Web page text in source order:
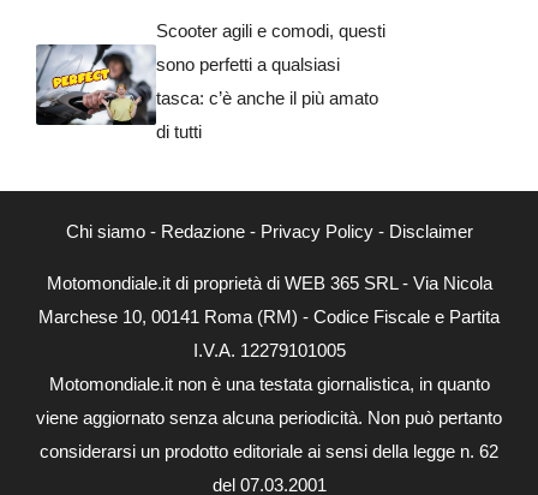
Scooter agili e comodi, questi
sono perfetti a qualsiasi
tasca: c’è anche il più amato
di tutti
Chi siamo- Redazione- Privacy Policy- Disclaimer
Motomondiale.it di proprietà di WEB 365 SRL - Via Nicola
Marchese 10, 00141 Roma (RM) - Codice Fiscale e Partita
I.V.A. 12279101005
Motomondiale.it non è una testata giornalistica, in quanto
viene aggiornato senza alcuna periodicità. Non può pertanto
considerarsi un prodotto editoriale ai sensi della legge n. 62
del 07.03.2001